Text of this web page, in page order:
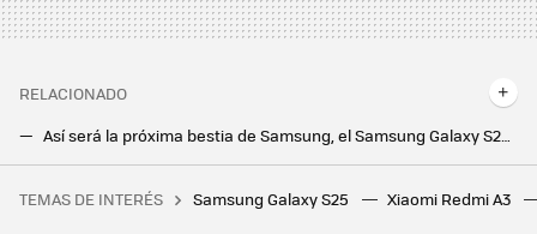
RELACIONADO
El Galaxy S25 Ultra se fija en el iPhone y sería el primer móvil Samsung en contar con conectividad por satélite
La debacle demográfica en Europa, expuesta en este mapa con un invitado engañoso: Mónaco
TEMAS DE INTERÉS Samsung Galaxy S25 Xiaomi Redmi A3